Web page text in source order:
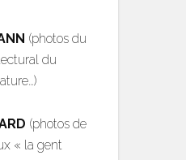
(photos du
du
(photos de
« la gent